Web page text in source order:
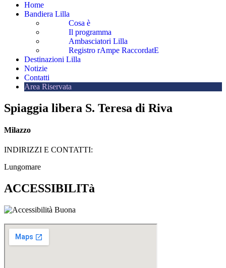
Home
Bandiera Lilla
Cosa è
Il programma
Ambasciatori Lilla
Registro rAmpe RaccordatE
Destinazioni Lilla
Notizie
Contatti
Area Riservata
Spiaggia libera S. Teresa di Riva
Milazzo
INDIRIZZI E CONTATTI:​
Lungomare
ACCESSIBILITà